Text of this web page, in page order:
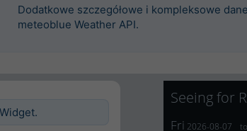
Dodatkowe szczegółowe i kompleksowe
meteoblue Weather API.